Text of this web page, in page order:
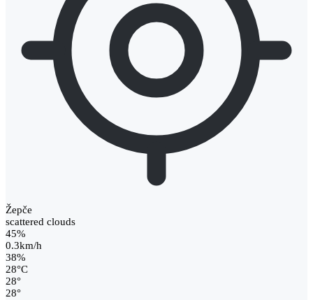
Žepče
scattered clouds
45%
0.3km/h
38%
28°C
28°
28°